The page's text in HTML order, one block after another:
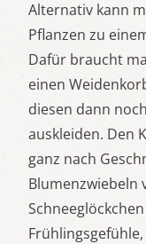
Alternativ kann
Pflanzen zu
Dafür braucht
einen
diesen dann
auskleiden. Den
ganz nach
Blumenzwiebeln